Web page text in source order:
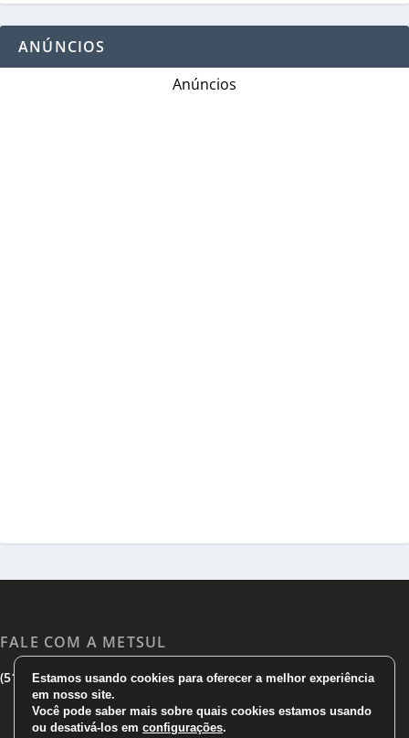
ANÚNCIOS
Anúncios
FALE COM A METSUL
(51) 3533 1983|(51)3785 7752| comercial@metsul.com
Estamos usando cookies para oferecer a melhor experiência
em nosso site.
Você pode saber mais sobre quais cookies estamos usando
ou desativá-los em configurações.